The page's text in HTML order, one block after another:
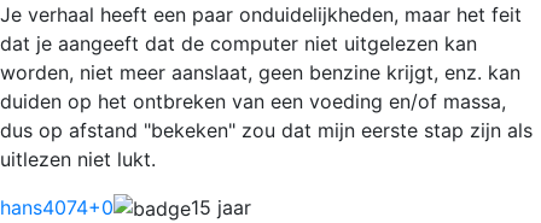
Je verhaal heeft een paar onduidelijkheden, maar het feit
dat je aangeeft dat de computer niet uitgelezen kan
worden, niet meer aanslaat, geen benzine krijgt, enz. kan
duiden op het ontbreken van een voeding en/of massa,
dus op afstand "bekeken" zou dat mijn eerste stap zijn als
uitlezen niet lukt.
hans4074+0
15 jaar